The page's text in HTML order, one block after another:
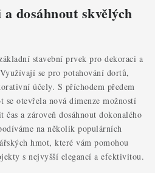
dosáhnout skvělých
stavební prvek pro dekoraci a
se pro potahování dortů,
účely. S příchodem předem
se otevřela nová dimenze možností
a zároveň dosáhnout dokonalého
na několik populárních
hmot, které vám pomohou
s nejvyšší elegancí a efektivitou.